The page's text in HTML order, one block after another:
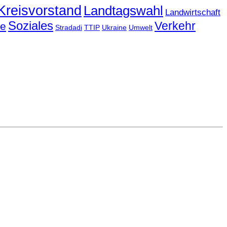
Landtagswahl Landwirtschaft
Soziales Stradadi TTIP Ukraine Umwelt Verkehr